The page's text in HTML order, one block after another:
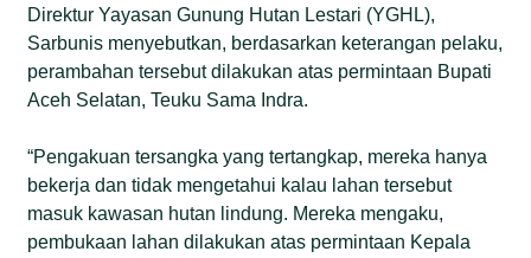
Direktur Yayasan Gunung Hutan Lestari (YGHL),
Sarbunis menyebutkan, berdasarkan keterangan pelaku,
perambahan tersebut dilakukan atas permintaan Bupati
Aceh Selatan, Teuku Sama Indra.
“Pengakuan tersangka yang tertangkap, mereka hanya
bekerja dan tidak mengetahui kalau lahan tersebut
masuk kawasan hutan lindung. Mereka mengaku,
pembukaan lahan dilakukan atas permintaan Kepala